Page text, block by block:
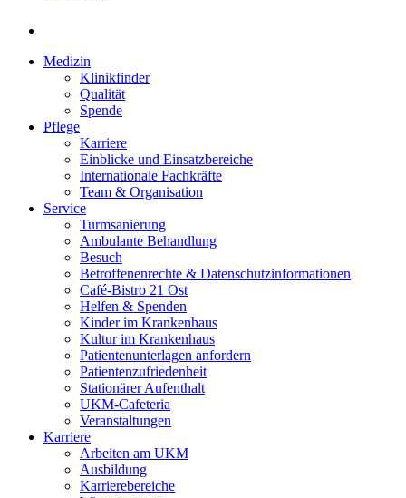
Medizin
Klinikfinder
Qualität
Spende
Pflege
Karriere
Einblicke und Einsatzbereiche
Internationale Fachkräfte
Team & Organisation
Service
Turmsanierung
Ambulante Behandlung
Besuch
Betroffenenrechte & Datenschutzinformationen
Café-Bistro 21 Ost
Helfen & Spenden
Kinder im Krankenhaus
Kultur im Krankenhaus
Patientenunterlagen anfordern
Patientenzufriedenheit
Stationärer Aufenthalt
UKM-Cafeteria
Veranstaltungen
Karriere
Arbeiten am UKM
Ausbildung
Karrierebereiche